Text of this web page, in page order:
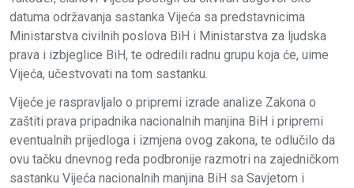
datuma održavanja sastanka Vijeća sa predstavnicima
Ministarstva civilnih poslova BiH i Ministarstva za ljudska
prava i izbjeglice BiH, te odredili radnu grupu koja će, uime
Vijeća, učestvovati na tom sastanku.
Vijeće je raspravljalo o pripremi izrade analize Zakona o
zaštiti prava pripadnika nacionalnih manjina BiH i pripremi
eventualnih prijedloga i izmjena ovog zakona, te odlučilo da
ovu tačku dnevnog reda podbronije razmotri na zajedničkom
sastanku Vijeća nacionalnih manjina BiH sa Savjetom i